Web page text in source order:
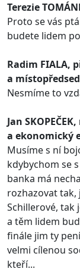
Terezie
Proto se vás
budete lidem
Radim FIALA,
a
Nesmíme to
Jan
a ekonomický
Musíme s ní
kdybychom se
banka má
rozhazovat tak,
Schillerové, tak
a těm lidem
finále jim ty
velmi cílenou
kteří...